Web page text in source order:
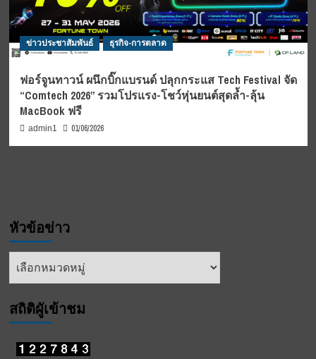
ข่าวประชาสัมพันธ์ ธุรกิจ-การตลาด
ฟอร์จูนทาวน์ ผนึกบิ๊กแบรนด์ ปลุกกระแส Tech Festival จัด
“Comtech 2026” รวมโปรแรง-โชว์หุ่นยนต์สุดล้ำ-ลุ้น
MacBook ฟรี
admin1 01/06/2026
หัวข้อข่าว
หัวข้อ
สถิติผูัเข้าชม